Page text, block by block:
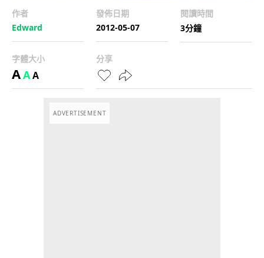
作者
Edward
發佈日期
2012-05-07
閱讀時間
3分鐘
字體大小
AAA
分享
ADVERTISEMENT